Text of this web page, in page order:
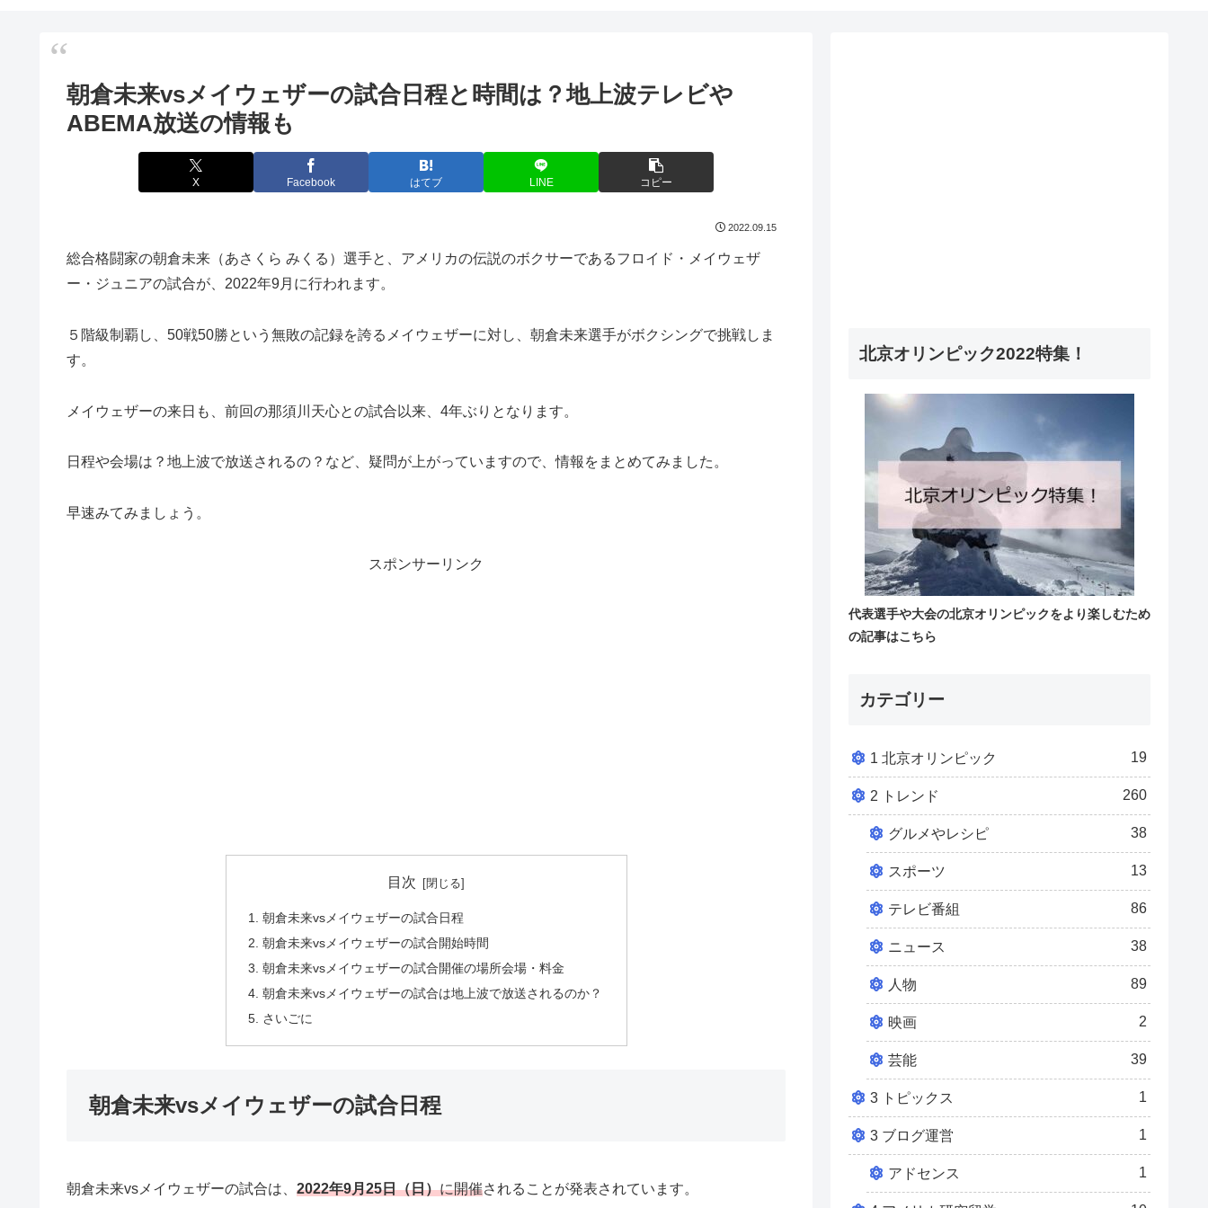
朝倉未来vsメイウェザーの試合日程と時間は？地上波テレビや
ABEMA放送の情報も
X Facebook はてブ LINE コピー
2022.09.15
総合格闘家の朝倉未来（あさくら みくる）選手と、アメリカの伝説のボクサーであるフロイド・メイウェザ
ー・ジュニアの試合が、2022年9月に行われます。
５階級制覇し、50戦50勝という無敗の記録を誇るメイウェザーに対し、朝倉未来選手がボクシングで挑戦しま
す。
メイウェザーの来日も、前回の那須川天心との試合以来、4年ぶりとなります。
日程や会場は？地上波で放送されるの？など、疑問が上がっていますので、情報をまとめてみました。
早速みてみましょう。
スポンサーリンク
目次
朝倉未来vsメイウェザーの試合日程
朝倉未来vsメイウェザーの試合開始時間
朝倉未来vsメイウェザーの試合開催の場所会場・料金
朝倉未来vsメイウェザーの試合は地上波で放送されるのか？
さいごに
朝倉未来vsメイウェザーの試合日程
朝倉未来vsメイウェザーの試合は、 2022年9月25日（日）に開催されることが発表されています。
北京オリンピック2022特集！
代表選手や大会の北京オリンピックをより楽しむため
の記事はこちら
カテゴリー
1 北京オリンピック 19
2 トレンド 260
グルメやレシピ 38
スポーツ 13
テレビ番組 86
ニュース 38
人物 89
映画 2
芸能 39
3 トピックス 1
3 ブログ運営 1
アドセンス 1